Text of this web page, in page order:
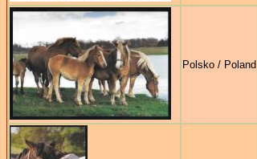
Polsko / Poland